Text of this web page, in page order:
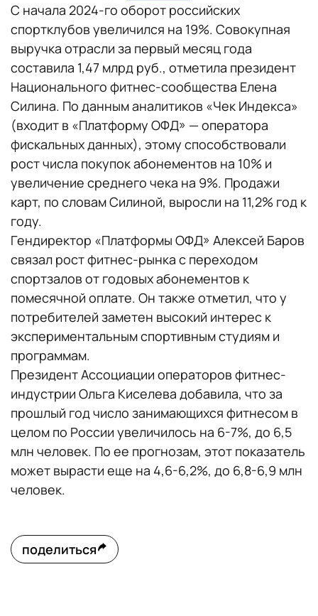
С начала 2024-го оборот российских
спортклубов увеличился на 19%. Совокупная
выручка отрасли за первый месяц года
составила 1,47 млрд руб., отметила президент
Национального фитнес-сообщества Елена
Силина. По данным аналитиков «Чек Индекса»
(входит в «Платформу ОФД» — оператора
фискальных данных), этому способствовали
рост числа покупок абонементов на 10% и
увеличение среднего чека на 9%. Продажи
карт, по словам Силиной, выросли на 11,2% год к
году.
Гендиректор «Платформы ОФД» Алексей Баров
связал рост фитнес-рынка с переходом
спортзалов от годовых абонементов к
помесячной оплате. Он также отметил, что у
потребителей заметен высокий интерес к
экспериментальным спортивным студиям и
программам.
Президент Ассоциации операторов фитнес-
индустрии Ольга Киселева добавила, что за
прошлый год число занимающихся фитнесом в
целом по России увеличилось на 6-7%, до 6,5
млн человек. По ее прогнозам, этот показатель
может вырасти еще на 4,6-6,2%, до 6,8-6,9 млн
человек.
поделиться